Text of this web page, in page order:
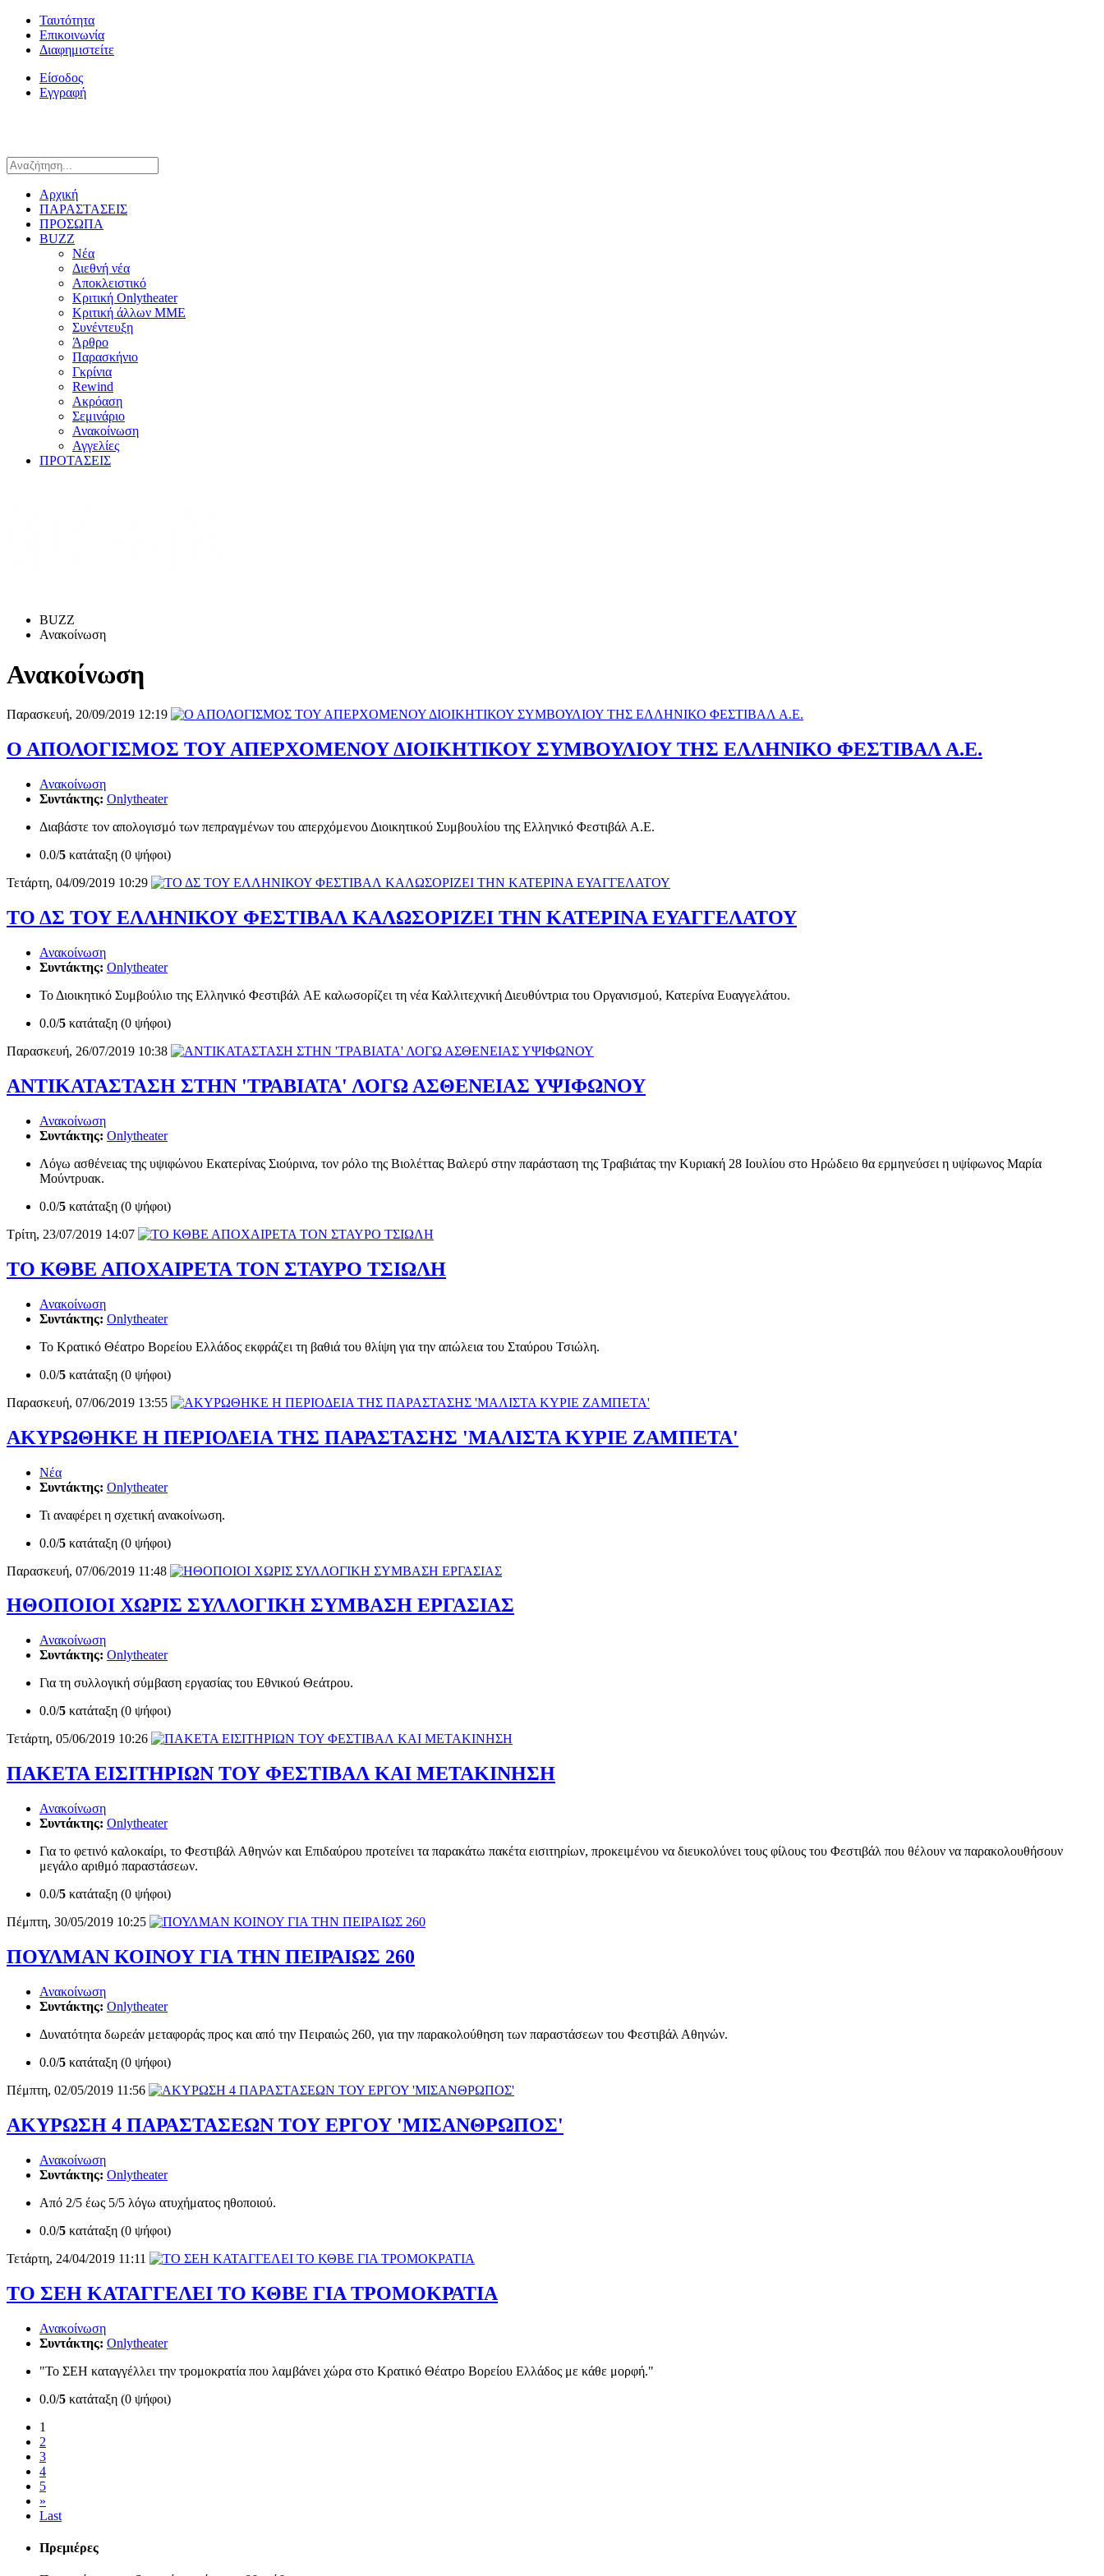
Ταυτότητα
Επικοινωνία
Διαφημιστείτε
Είσοδος
Εγγραφή
Αρχική
ΠΑΡΑΣΤΑΣΕΙΣ
ΠΡΟΣΩΠΑ
BUZZ
Νέα
Διεθνή νέα
Αποκλειστικό
Κριτική Onlytheater
Κριτική άλλων ΜΜΕ
Συνέντευξη
Άρθρο
Παρασκήνιο
Γκρίνια
Rewind
Ακρόαση
Σεμινάριο
Ανακοίνωση
Αγγελίες
ΠΡΟΤΑΣΕΙΣ
BUZZ
Ανακοίνωση
Ανακοίνωση
Παρασκευή, 20/09/2019 12:19
Ο ΑΠΟΛΟΓΙΣΜΟΣ ΤΟΥ ΑΠΕΡΧΟΜΕΝΟΥ ΔΙΟΙΚΗΤΙΚΟΥ ΣΥΜΒΟΥΛΙΟΥ ΤΗΣ ΕΛΛΗΝΙΚΟ ΦΕΣΤΙΒΑΛ Α.Ε.
Ανακοίνωση
Συντάκτης: Onlytheater
Διαβάστε τον απολογισμό των πεπραγμένων του απερχόμενου Διοικητικού Συμβουλίου της Ελληνικό Φεστιβάλ Α.Ε.
0.0/5 κατάταξη (0 ψήφοι)
Τετάρτη, 04/09/2019 10:29
ΤΟ ΔΣ ΤΟΥ ΕΛΛΗΝΙΚΟΥ ΦΕΣΤΙΒΑΛ ΚΑΛΩΣΟΡΙΖΕΙ ΤΗΝ ΚΑΤΕΡΙΝΑ ΕΥΑΓΓΕΛΑΤΟΥ
Ανακοίνωση
Συντάκτης: Onlytheater
Το Διοικητικό Συμβούλιο της Ελληνικό Φεστιβάλ AE καλωσορίζει τη νέα Καλλιτεχνική Διευθύντρια του Οργανισμού, Κατερίνα Ευαγγελάτου.
0.0/5 κατάταξη (0 ψήφοι)
Παρασκευή, 26/07/2019 10:38
ΑΝΤΙΚΑΤΑΣΤΑΣΗ ΣΤΗΝ 'ΤΡΑΒΙΑΤΑ' ΛΟΓΩ ΑΣΘΕΝΕΙΑΣ ΥΨΙΦΩΝΟΥ
Ανακοίνωση
Συντάκτης: Onlytheater
Λόγω ασθένειας της υψιφώνου Εκατερίνας Σιούρινα, τον ρόλο της Βιολέττας Βαλερύ στην παράσταση της Τραβιάτας την Κυριακή 28 Ιουλίου στο Ηρώδειο θα ερμηνεύσει η υψίφωνος Μαρία
Μούντρυακ.
0.0/5 κατάταξη (0 ψήφοι)
Τρίτη, 23/07/2019 14:07
ΤΟ ΚΘΒΕ ΑΠΟΧΑΙΡΕΤΑ ΤΟΝ ΣΤΑΥΡΟ ΤΣΙΩΛΗ
Ανακοίνωση
Συντάκτης: Onlytheater
Το Κρατικό Θέατρο Βορείου Ελλάδος εκφράζει τη βαθιά του θλίψη για την απώλεια του Σταύρου Τσιώλη.
0.0/5 κατάταξη (0 ψήφοι)
Παρασκευή, 07/06/2019 13:55
ΑΚΥΡΩΘΗΚΕ Η ΠΕΡΙΟΔΕΙΑ ΤΗΣ ΠΑΡΑΣΤΑΣΗΣ 'ΜΑΛΙΣΤΑ ΚΥΡΙΕ ΖΑΜΠΕΤΑ'
Νέα
Συντάκτης: Onlytheater
Τι αναφέρει η σχετική ανακοίνωση.
0.0/5 κατάταξη (0 ψήφοι)
Παρασκευή, 07/06/2019 11:48
ΗΘΟΠΟΙΟΙ ΧΩΡΙΣ ΣΥΛΛΟΓΙΚΗ ΣΥΜΒΑΣΗ ΕΡΓΑΣΙΑΣ
Ανακοίνωση
Συντάκτης: Onlytheater
Για τη συλλογική σύμβαση εργασίας του Εθνικού Θεάτρου.
0.0/5 κατάταξη (0 ψήφοι)
Τετάρτη, 05/06/2019 10:26
ΠΑΚΕΤΑ ΕΙΣΙΤΗΡΙΩΝ ΤΟΥ ΦΕΣΤΙΒΑΛ ΚΑΙ ΜΕΤΑΚΙΝΗΣΗ
Ανακοίνωση
Συντάκτης: Onlytheater
Για το φετινό καλοκαίρι, το Φεστιβάλ Αθηνών και Επιδαύρου προτείνει τα παρακάτω πακέτα εισιτηρίων, προκειμένου να διευκολύνει τους φίλους του Φεστιβάλ που θέλουν να παρακολουθήσουν
μεγάλο αριθμό παραστάσεων.
0.0/5 κατάταξη (0 ψήφοι)
Πέμπτη, 30/05/2019 10:25
ΠΟΥΛΜΑΝ ΚΟΙΝΟΥ ΓΙΑ ΤΗΝ ΠΕΙΡΑΙΩΣ 260
Ανακοίνωση
Συντάκτης: Onlytheater
Δυνατότητα δωρεάν μεταφοράς προς και από την Πειραιώς 260, για την παρακολούθηση των παραστάσεων του Φεστιβάλ Αθηνών.
0.0/5 κατάταξη (0 ψήφοι)
Πέμπτη, 02/05/2019 11:56
ΑΚΥΡΩΣΗ 4 ΠΑΡΑΣΤΑΣΕΩΝ ΤΟΥ ΕΡΓΟΥ 'ΜΙΣΑΝΘΡΩΠΟΣ'
Ανακοίνωση
Συντάκτης: Onlytheater
Από 2/5 έως 5/5 λόγω ατυχήματος ηθοποιού.
0.0/5 κατάταξη (0 ψήφοι)
Τετάρτη, 24/04/2019 11:11
ΤΟ ΣΕΗ ΚΑΤΑΓΓΕΛΕΙ ΤΟ ΚΘΒΕ ΓΙΑ ΤΡΟΜΟΚΡΑΤΙΑ
Ανακοίνωση
Συντάκτης: Onlytheater
"Το ΣΕΗ καταγγέλλει την τρομοκρατία που λαμβάνει χώρα στο Κρατικό Θέατρο Βορείου Ελλάδος με κάθε μορφή."
0.0/5 κατάταξη (0 ψήφοι)
1
2
3
4
5
»
Last
Πρεμιέρες